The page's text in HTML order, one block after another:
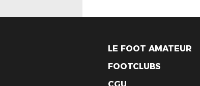
LE FOOT AMATEUR
FOOTCLUBS